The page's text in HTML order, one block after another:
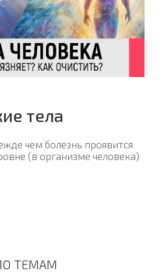
тела
чем болезнь проявится
(в организме человека)
ТЕМАМ